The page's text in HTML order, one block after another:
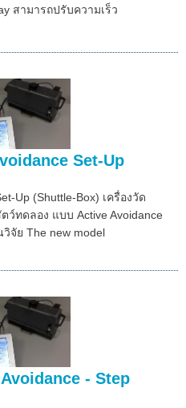
สามารถปรับความเร็ว
Set-Up
Up (Shuttle-Box) เครื่องวัด
ทดลอง แบบ Active Avoidance
จัย The new model
- Step